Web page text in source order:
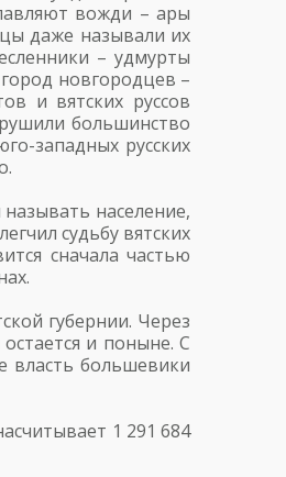
вожди – ары
даже называли их
– удмурты
новгородцев –
и вятских руссов
большинство
западных русских
население,
судьбу вятских
сначала частью
губернии. Через
и поныне. С
власть большевики
1 291 684